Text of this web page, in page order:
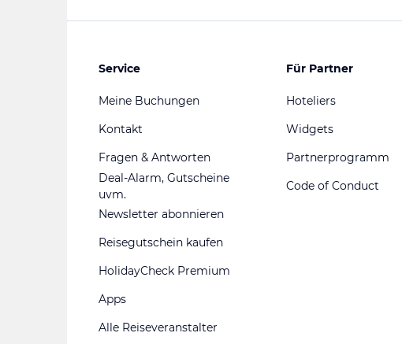
Service
Meine Buchungen
Kontakt
Fragen & Antworten
Deal-Alarm, Gutscheine
uvm.
Newsletter abonnieren
Reisegutschein kaufen
HolidayCheck Premium
Apps
Alle Reiseveranstalter
Für Partner
Hoteliers
Widgets
Partnerprogramm
Code of Conduct